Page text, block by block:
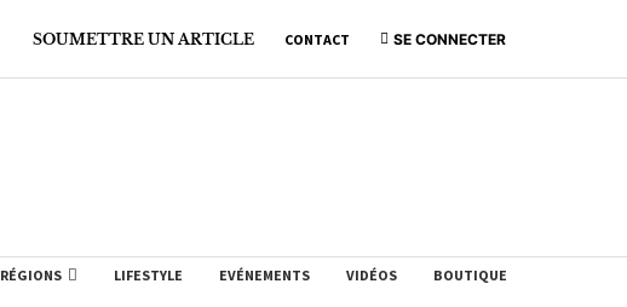
SOUMETTRE UN ARTICLE CONTACT SE CONNECTER
RÉGIONS LIFESTYLE EVÉNEMENTS VIDÉOS BOUTIQUE